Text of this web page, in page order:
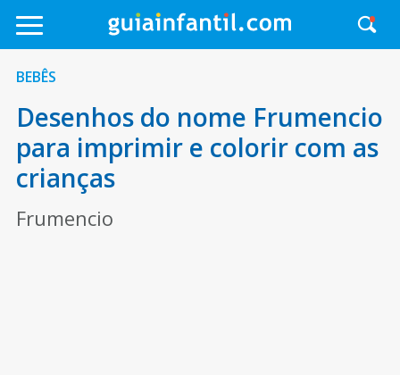
BEBÊS
Desenhos do nome Frumencio
para imprimir e colorir com as
crianças
Frumencio